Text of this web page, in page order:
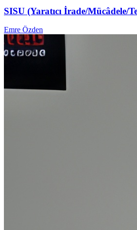
SISU (Yaratıcı İrade/Mücâdele/
Emre Özden